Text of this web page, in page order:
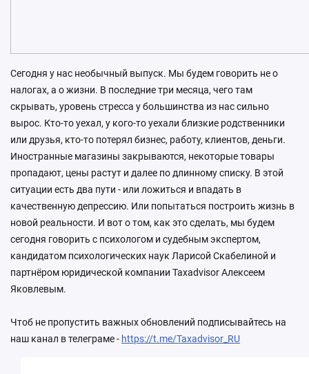
Сегодня у нас необычный выпуск. Мы будем говорить не о
налогах, а о жизни. В последние три месяца, чего там
скрывать, уровень стресса у большинства из нас сильно
вырос. Кто-то уехал, у кого-то уехали близкие родственники
или друзья, кто-то потерял бизнес, работу, клиентов, деньги.
Иностранные магазины закрываются, некоторые товары
пропадают, цены растут и далее по длинному списку. В этой
ситуации есть два пути - или ложиться и впадать в
качественную депрессию. Или попытаться построить жизнь в
новой реальности. И вот о том, как это сделать, мы будем
сегодня говорить с психологом и судебным экспертом,
кандидатом психологических наук Ларисой Скабелиной и
партнёром юридической компании Taxadvisor Алексеем
Яковлевым.
Чтоб не пропустить важных обновлений подписывайтесь на
наш канал в телеграме - https://t.me/Taxadvisor_RU